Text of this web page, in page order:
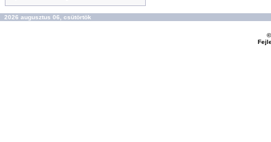
2026 augusztus 06, csütörtök